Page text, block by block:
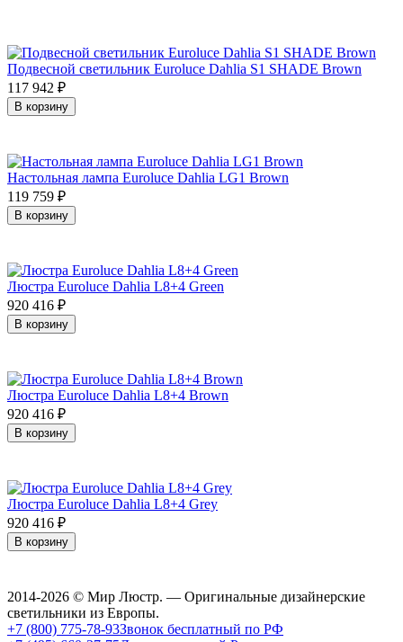
Подвесной светильник Euroluce Dahlia S1 SHADE Brown
117 942 ₽
В корзину
Настольная лампа Euroluce Dahlia LG1 Brown
119 759 ₽
В корзину
Люстра Euroluce Dahlia L8+4 Green
920 416 ₽
В корзину
Люстра Euroluce Dahlia L8+4 Brown
920 416 ₽
В корзину
Люстра Euroluce Dahlia L8+4 Grey
920 416 ₽
В корзину
2014-2026 © Мир Люстр. — Оригинальные дизайнерские
светильники из Европы.
+7 (800) 775-78-93Звонок бесплатный по РФ